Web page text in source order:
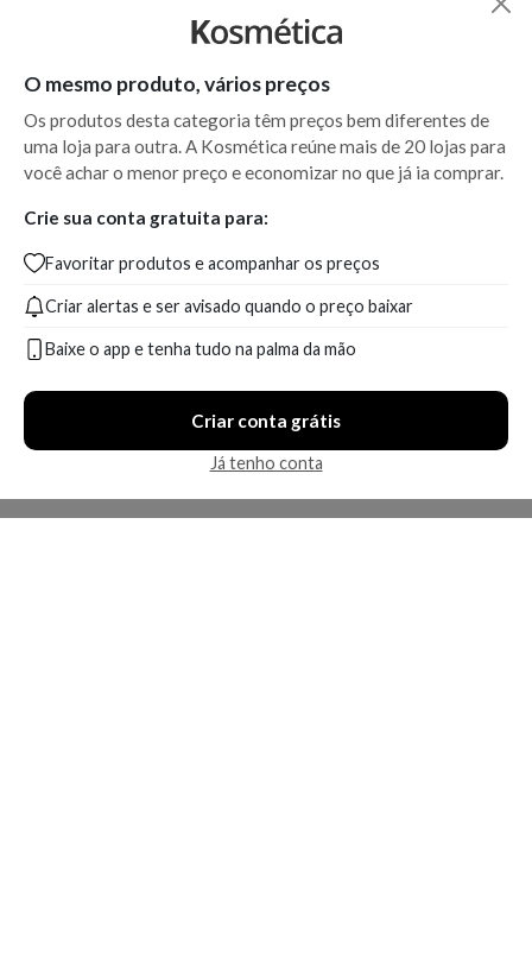
O mesmo produto, vários preços
Os produtos desta categoria têm preços bem diferentes de
uma loja para outra. A Kosmética reúne mais de 20 lojas para
você achar o menor preço e economizar no que já ia comprar.
Crie sua conta gratuita para:
Favoritar produtos e acompanhar os preços
Criar alertas e ser avisado quando o preço baixar
Baixe o app e tenha tudo na palma da mão
Criar conta grátis
Já tenho conta